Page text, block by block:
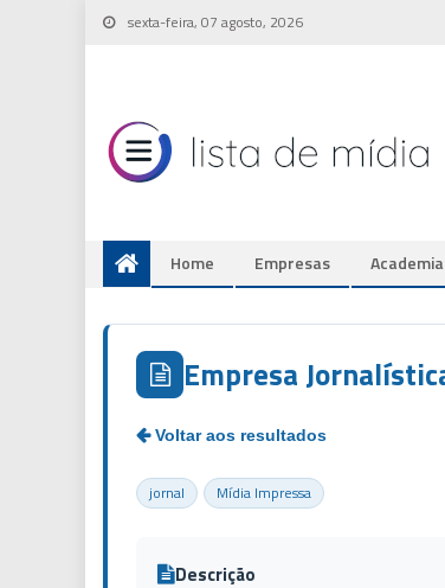
Skip sexta-feira, 07 agosto, 2026
Home Empresas
Empresa
jornal Mídia Impressa
Descrição